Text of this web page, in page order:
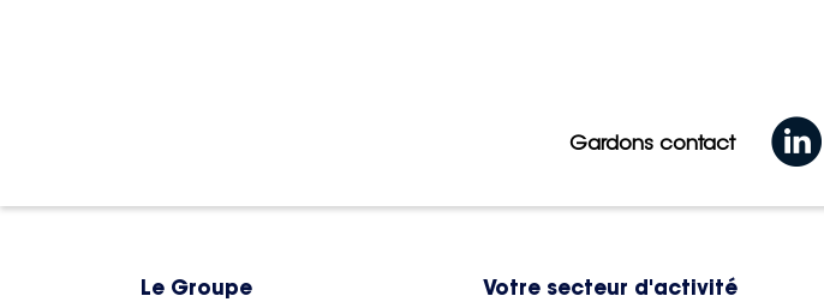
Gardons contact
Le Groupe Votre secteur d'activité